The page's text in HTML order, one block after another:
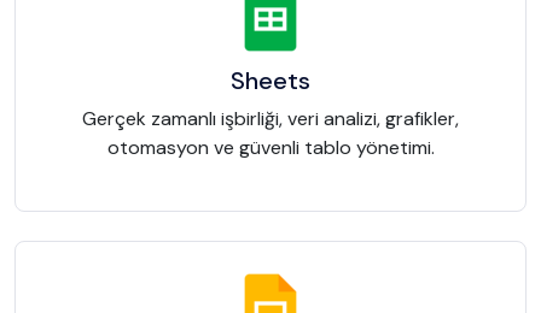
Sheets
Gerçek zamanlı işbirliği, veri analizi, grafikler,
otomasyon ve güvenli tablo yönetimi.